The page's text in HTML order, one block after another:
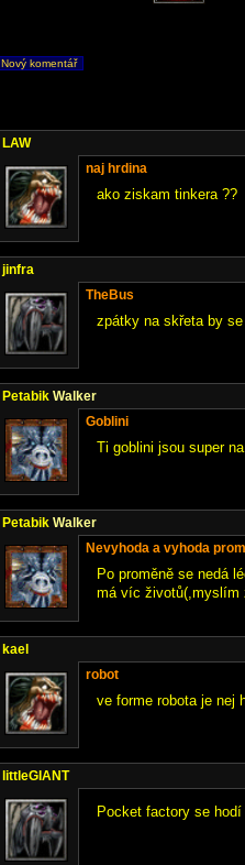
Nový komentář
LAW
naj hrdina
ako ziskam tinkera ??
jinfra
TheBus
zpátky na skřeta by
Petabik Walker
Goblini
Ti goblini jsou super
Petabik Walker
Nevyhoda a vyhoda
Po proměně se nedá
má víc životů(,myslím
kael
robot
ve forme robota je nej
littleGIANT
Pocket factory se